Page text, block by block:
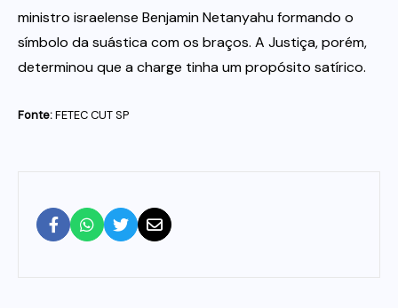
ministro israelense Benjamin Netanyahu formando o
símbolo da suástica com os braços. A Justiça, porém,
determinou que a charge tinha um propósito satírico.
Fonte:FETEC CUT SP